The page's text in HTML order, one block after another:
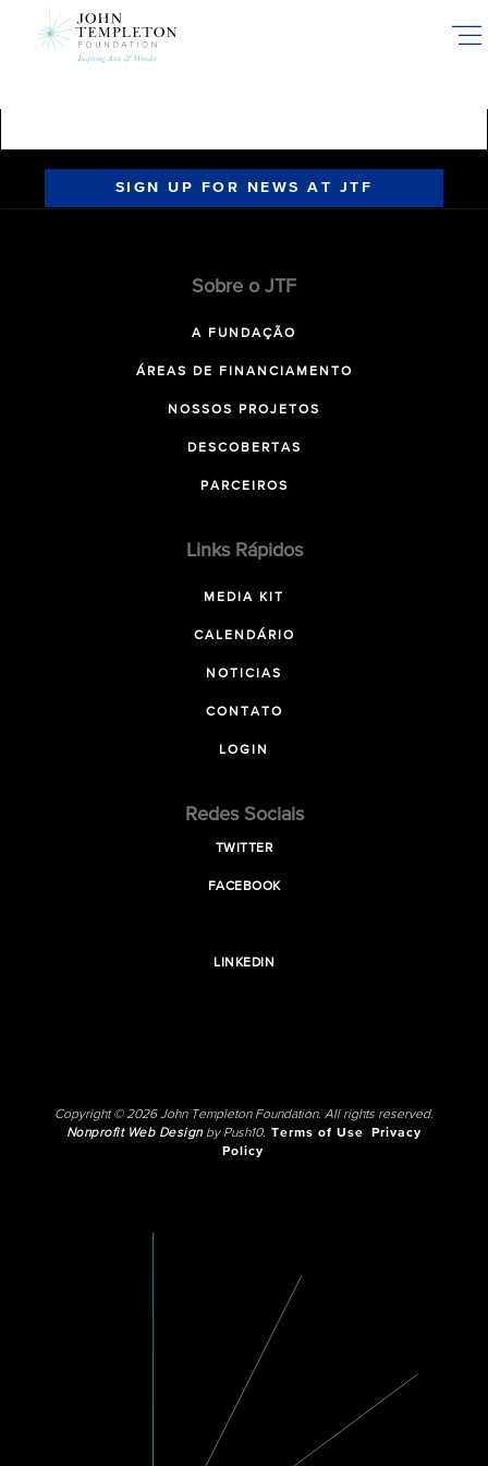
SIGN UP FOR NEWS AT JTF
Sobre o JTF
A FUNDAÇÃO
ÁREAS DE FINANCIAMENTO
NOSSOS PROJETOS
DESCOBERTAS
PARCEIROS
Links Rápidos
MEDIA KIT
CALENDÁRIO
NOTICIAS
CONTATO
LOGIN
Redes Sociais
TWITTER
FACEBOOK
LINKEDIN
Copyright © 2026 John Templeton Foundation. All rights reserved.
Nonprofit Web Designby Push10. Terms of Use
Privacy
Policy